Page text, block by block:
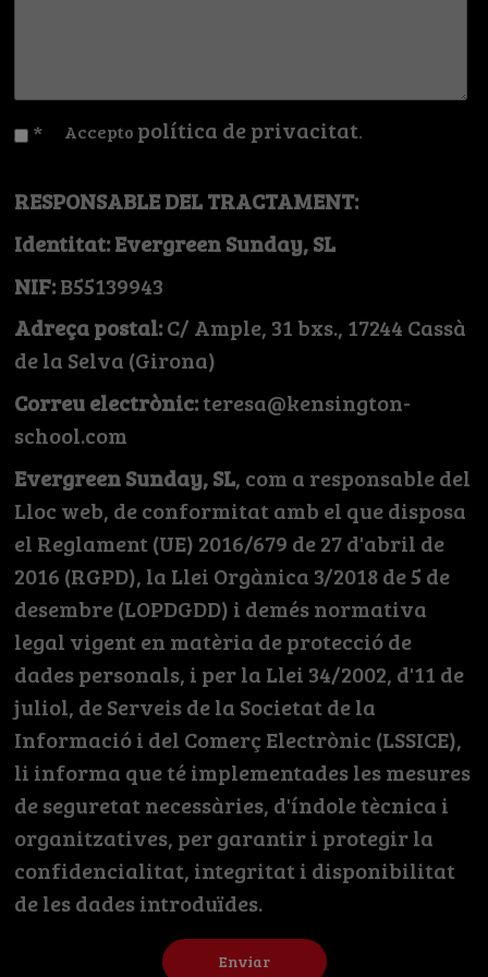
* Accepto política de privacitat.
RESPONSABLE DEL TRACTAMENT:
Identitat: Evergreen Sunday, SL
NIF:B55139943
Adreça postal:C/ Ample, 31 bxs., 17244 Cassà
de la Selva (Girona)
Correu electrònic:teresa@kensington-
school.com
Evergreen Sunday, SL, com a responsable del
Lloc web, de conformitat amb el que disposa
el Reglament (UE) 2016/679 de 27 d'abril de
2016 (RGPD), la Llei Orgànica 3/2018 de 5 de
desembre (LOPDGDD) i demés normativa
legal vigent en matèria de protecció de
dades personals, i per la Llei 34/2002, d'11 de
juliol, de Serveis de la Societat de la
Informació i del Comerç Electrònic (LSSICE),
li informa que té implementades les mesures
de seguretat necessàries, d'índole tècnica i
organitzatives, per garantir i protegir la
confidencialitat, integritat i disponibilitat
de les dades introduïdes.
Enviar